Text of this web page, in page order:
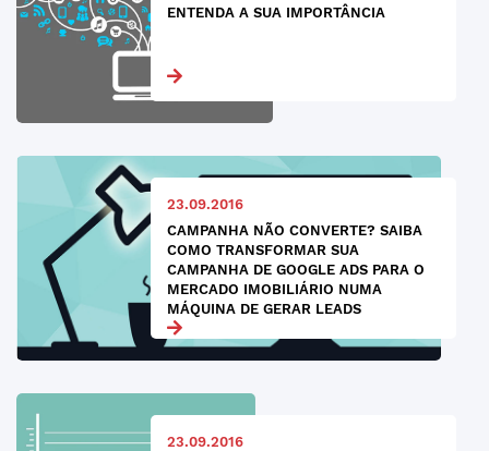
ENTENDA A SUA IMPORTÂNCIA
23.09.2016
CAMPANHA NÃO CONVERTE? SAIBA
COMO TRANSFORMAR SUA
CAMPANHA DE GOOGLE ADS PARA O
MERCADO IMOBILIÁRIO NUMA
MÁQUINA DE GERAR LEADS
23.09.2016